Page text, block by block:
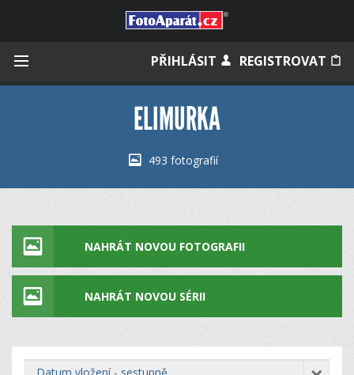
PŘIHLÁSIT REGISTROVAT
Měli jste účet na starém webu?
ELIMURKA
493 fotografií
NAHRÁT NOVOU FOTOGRAFII
NAHRÁT NOVOU SÉRII